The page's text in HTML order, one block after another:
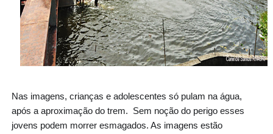
Nas imagens, crianças e adolescentes só pulam na água,
após a aproximação do trem. Sem noção do perigo esses
jovens podem morrer esmagados. As imagens estão